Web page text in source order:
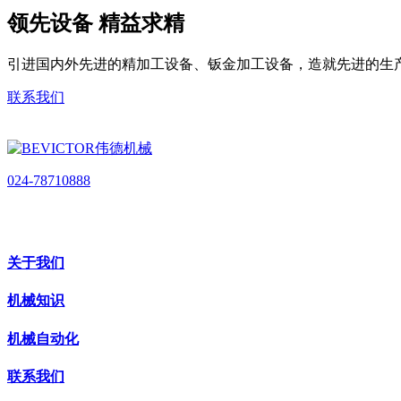
领先设备 精益求精
引进国内外先进的精加工设备、钣金加工设备，造就先进的
联系我们
024-78710888
关于我们
机械知识
机械自动化
联系我们